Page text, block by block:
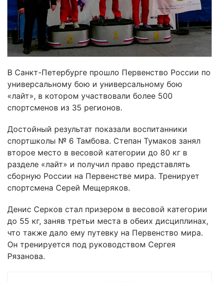
В Санкт-Петербурге прошло Первенство России по
универсальному бою и универсальному бою
«лайт», в котором участвовали более 500
спортсменов из 35 регионов.
Достойный результат показали воспитанники
спортшколы № 6 Тамбова. Степан Тумаков занял
второе место в весовой категории до 80 кг в
разделе «лайт» и получил право представлять
сборную России на Первенстве мира. Тренирует
спортсмена Серей Мещеряков.
Денис Серков стал призером в весовой категории
до 55 кг, заняв третьи места в обеих дисциплинах,
что также дало ему путевку на Первенство мира.
Он тренируется под руководством Сергея
Рязанова.